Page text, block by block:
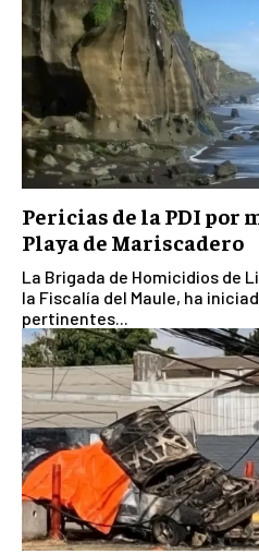
Pericias de la PDI por
Playa de Mariscadero
La Brigada de Homicidios de
la Fiscalía del Maule, ha
pertinentes...